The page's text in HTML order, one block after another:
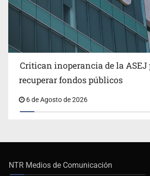
Critican inoperancia de la ASEJ
recuperar fondos públicos
6 de Agosto de 2026
NTR Medios de Comunicación